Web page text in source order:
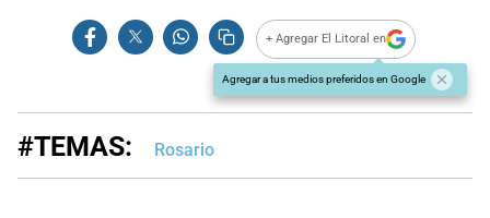
+ Agregar El Litoral en
Agregar a tus medios preferidos en Google
#TEMAS: Rosario